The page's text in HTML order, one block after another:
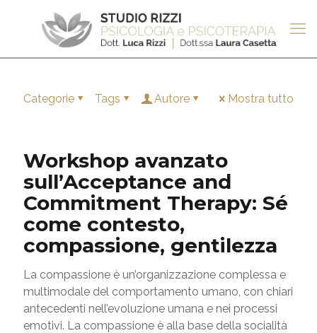
Categorie Tags Autore Mostra tutto
Workshop avanzato
sull’Acceptance and
Commitment Therapy: Sé
come contesto,
compassione, gentilezza
La compassione è un’organizzazione complessa e
multimodale del comportamento umano, con chiari
antecedenti nell’evoluzione umana e nei processi
emotivi. La compassione è alla base della socialità